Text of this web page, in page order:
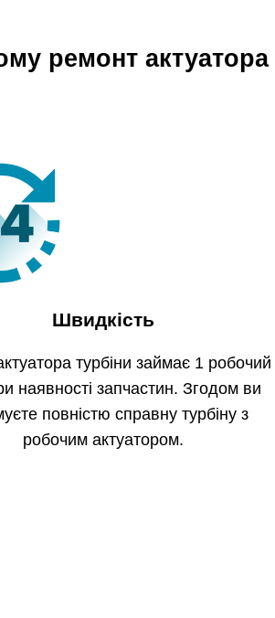
ремонт
Швидкість
турбіни займає 1 робочий
наявності запчастин. Згодом ви
повністю справну турбіну з
робочим актуатором.